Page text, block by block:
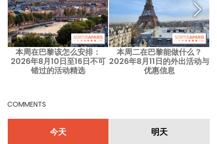
本周在巴黎该怎么安排：
2026年8月10日至16日不可
错过的活动精选
本周二在巴黎能做什么？
2026年8月11日的外出活动与
优惠信息
COMMENTS
今天 明天